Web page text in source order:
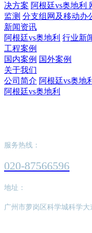
决方案 阿根廷vs奥地利
监测 分支组网及移动办
新闻资讯
阿根廷vs奥地利 行业新
工程案例
国内案例 国外案例
关于我们
公司简介 阿根廷vs奥地
阿根廷vs奥地利
服务热线：
020-87566596
地址：
广州市萝岗区科学城科学